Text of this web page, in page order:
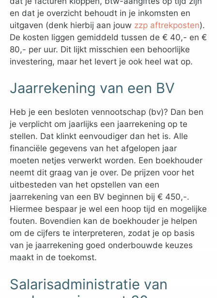
en dat je overzicht behoudt in je inkomsten en
uitgaven (denk hierbij aan jouw zzp aftrekposten).
De kosten liggen gemiddeld tussen de € 40,- en €
80,- per uur. Dit lijkt misschien een behoorlijke
investering, maar het levert je ook heel wat op.
Jaarrekening van een BV
Heb je een besloten vennootschap (bv)? Dan ben
je verplicht om jaarlijks een jaarrekening op te
stellen. Dat klinkt eenvoudiger dan het is. Alle
financiële gegevens van het afgelopen jaar
moeten netjes verwerkt worden. Een boekhouder
neemt dit graag van je over. De prijzen voor het
uitbesteden van het opstellen van een
jaarrekening van een BV beginnen bij € 450,-.
Hiermee bespaar je wel een hoop tijd en mogelijke
fouten. Bovendien kan de boekhouder je helpen
om de cijfers te interpreteren, zodat je op basis
van je jaarrekening goed onderbouwde keuzes
maakt in de toekomst.
Salarisadministratie van